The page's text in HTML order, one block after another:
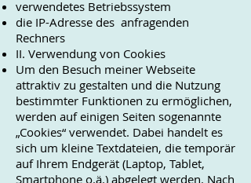
verwendetes Betriebssystem
die IP-Adresse des anfragenden
Rechners
II. Verwendung von Cookies
Um den Besuch meiner Webseite
attraktiv zu gestalten und die Nutzung
bestimmter Funktionen zu ermöglichen,
werden auf einigen Seiten sogenannte
„Cookies“ verwendet. Dabei handelt es
sich um kleine Textdateien, die temporär
auf Ihrem Endgerät (Laptop, Tablet,
Smartphone o.ä.) abgelegt werden. Nach